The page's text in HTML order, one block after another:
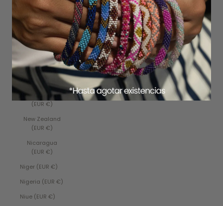
€)
Nauru (EUR €)
Nepal (EUR €)
Netherlands
(EUR €)
Netherlands
Antilles (EUR €)
New Caledonia
(EUR €)
New Zealand
(EUR €)
Nicaragua
(EUR €)
Niger (EUR €)
Nigeria (EUR €)
Niue (EUR €)